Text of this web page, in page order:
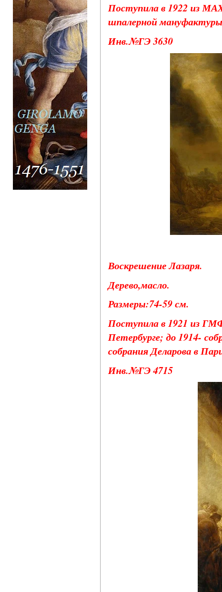
Поступила в 1922 из
шпалерной
Инв.№ГЭ 3630
Воскрешение Лазаря.
Дерево,масло.
Размеры:74-59 см.
Поступила в 1921 из
Петербурге; до 1914-
собрания Деларова в
Инв.№ГЭ 4715